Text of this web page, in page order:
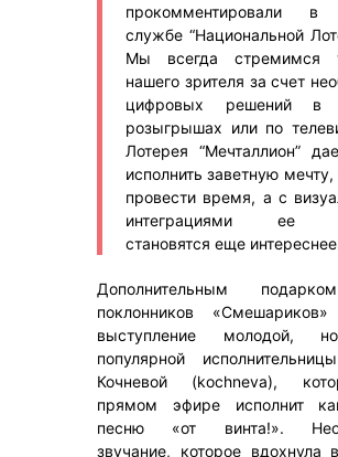
прокомментировали в
службе “Национальной
Мы всегда стремимся
нашего зрителя за счет
цифровых решений в
розыгрышах или по
Лотерея “Мечталлион”
исполнить заветную мечту,
провести время, а с
интеграциями ее
становятся еще
Дополнительным
поклонников «Смешариков»
выступление молодой,
популярной
Кочневой (kochneva),
прямом эфире исполнит
песню «от винта!».
звучание, которое вдохнула